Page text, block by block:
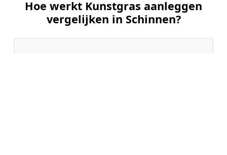
Hoe werkt Kunstgras aanleggen
vergelijken in Schinnen?